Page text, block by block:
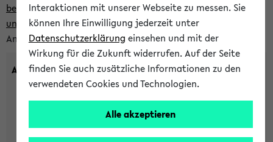
beachten Sie die Einschränkungen, denen Gastzugänge
unterworfen sind. Tragen Sie den gewünschten
Anmeldenamen und Ihr Passwort ein:
Anmeldename
(3 bis 20 Zeichen, nur Buchstaben A-Z und Ziffern 0-9,
Gross-/Kleinschreibung ist signifikant!)
Interaktionen mit unserer Webseite zu messen. Sie
können Ihre Einwilligung jederzeit unter
Datenschutzerklärung einsehen und mit der
Wirkung für die Zukunft widerrufen. Auf der Seite
finden Sie auch zusätzliche Informationen zu den
verwendeten Cookies und Technologien.
Alle akzeptieren